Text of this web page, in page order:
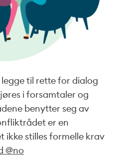
til rette for dialog
i forsamtaler og
benytter seg av
er en
ikke stilles formelle krav
@no